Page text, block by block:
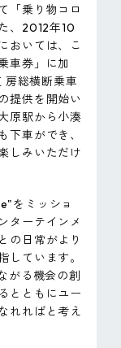
「乗り物コロ
、2012年10
おいては、こ
車券」に加
房総横断乗車
提供を開始い
原駅から小湊
下車ができ、
しみいただけ
をミッショ
ターテインメ
の日常がより
しています。
がる機会の創
とともにユー
れればと考え